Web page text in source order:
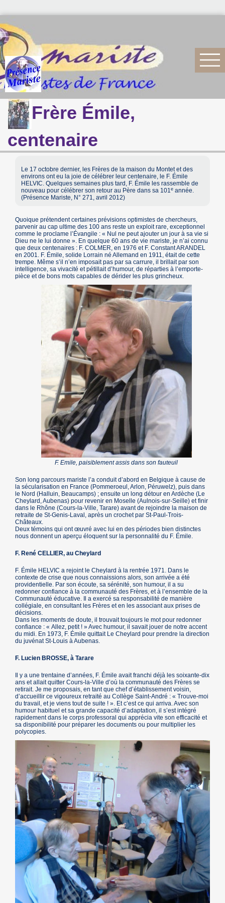
Frère Émile,
centenaire
Le 17 octobre dernier, les Frères de la maison du Montet et des
environs ont eu la joie de célébrer leur centenaire, le F. Émile
HELVIC. Quelques semaines plus tard, F. Émile les rassemble de
nouveau pour célébrer son retour au Père dans sa 101e année.
(Présence Mariste, N° 271, avril 2012)
Quoique prétendent certaines prévisions optimistes de chercheurs,
parvenir au cap ultime des 100 ans reste un exploit rare, exceptionnel
comme le proclame l’Évangile : « Nul ne peut ajouter un jour à sa vie si
Dieu ne le lui donne ». En quelque 60 ans de vie mariste, je n’ai connu
que deux centenaires : F. COLMER, en 1976 et F. Constant ARANDEL
en 2001. F. Émile, solide Lorrain né Allemand en 1911, était de cette
trempe. Même s’il n’en imposait pas par sa carrure, il brillait par son
intelligence, sa vivacité et pétillait d’humour, de réparties à l’emporte-
pièce et de bons mots capables de dérider les plus grincheux.
F. Emile, paisiblement assis dans son fauteuil
Son long parcours mariste l’a conduit d’abord en Belgique à cause de
la sécularisation en France (Pommeroeul, Arlon, Péruwelz), puis dans
le Nord (Halluin, Beaucamps) ; ensuite un long détour en Ardèche (Le
Cheylard, Aubenas) pour revenir en Moselle (Aulnois-sur-Seille) et finir
dans le Rhône (Cours-la-Ville, Tarare) avant de rejoindre la maison de
retraite de St-Genis-Laval, après un crochet par St-Paul-Trois-
Châteaux.
Deux témoins qui ont œuvré avec lui en des périodes bien distinctes
nous donnent un aperçu éloquent sur la personnalité du F. Émile.
F. René CELLIER, au Cheylard
F. Émile HELVIC a rejoint le Cheylard à la rentrée 1971. Dans le
contexte de crise que nous connaissions alors, son arrivée a été
providentielle. Par son écoute, sa sérénité, son humour, il a su
redonner confiance à la communauté des Frères, et à l’ensemble de la
Communauté éducative. Il a exercé sa responsabilité de manière
collégiale, en consultant les Frères et en les associant aux prises de
décisions.
Dans les moments de doute, il trouvait toujours le mot pour redonner
confiance : « Allez, petit ! » Avec humour, il savait jouer de notre accent
du midi. En 1973, F. Émile quittait Le Cheylard pour prendre la direction
du juvénat St-Louis à Aubenas.
F. Lucien BROSSE, à Tarare
Il y a une trentaine d’années, F. Émile avait franchi déjà les soixante-dix
ans et allait quitter Cours-la-Ville d’où la communauté des Frères se
retirait. Je me proposais, en tant que chef d’établissement voisin,
d’accueillir ce vigoureux retraité au Collège Saint-André : « Trouve-moi
du travail, et je viens tout de suite ! ». Et c’est ce qui arriva. Avec son
humour habituel et sa grande capacité d’adaptation, il s’est intégré
rapidement dans le corps professoral qui apprécia vite son efficacité et
sa disponibilité pour préparer les documents ou pour multiplier les
polycopies.